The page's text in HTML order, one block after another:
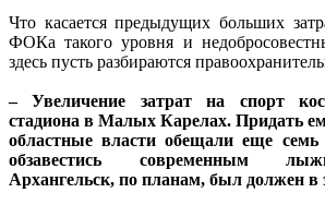
Что касается предыдущих больших
ФОКа такого уровня и
здесь пусть разбираются
– Увеличение затрат на спорт
стадиона в Малых Карелах. Придать
областные власти обещали еще
обзавестись современным
Архангельск, по планам, был должен в